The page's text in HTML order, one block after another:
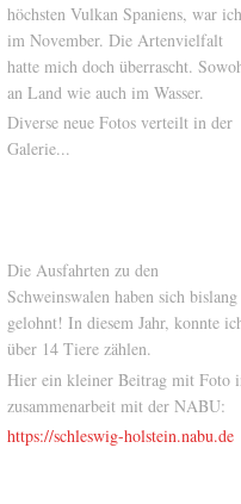
höchsten Vulkan Spaniens, war ich
im November. Die Artenvielfalt
hatte mich doch überrascht.
an Land wie auch im Wasser.
Diverse neue Fotos verteilt in der
Galerie...
Die Ausfahrten zu den
Schweinswalen haben sich bislang
gelohnt! In diesem Jahr, konnte
über 14 Tiere zählen.
Hier ein kleiner Beitrag mit Foto
zusammenarbeit mit der NABU:
https://schleswig-holstein.nabu.de